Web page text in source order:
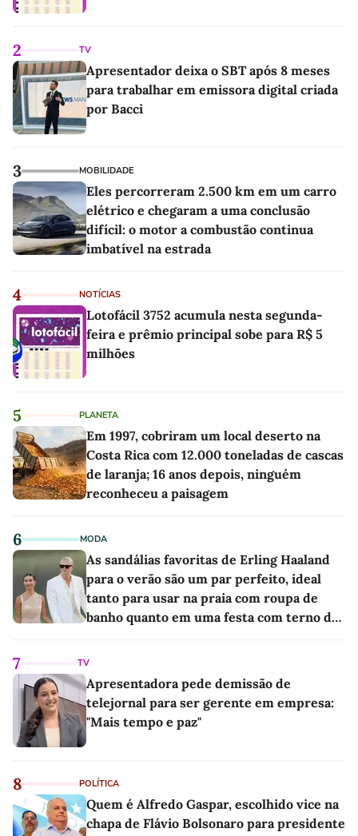
2 TV
Apresentador deixa o SBT após 8 meses
para trabalhar em emissora digital criada
por Bacci
3 MOBILIDADE
Eles percorreram 2.500 km em um carro
elétrico e chegaram a uma conclusão
difícil: o motor a combustão continua
imbatível na estrada
4 NOTÍCIAS
Lotofácil 3752 acumula nesta segunda-
feira e prêmio principal sobe para R$ 5
milhões
5 PLANETA
Em 1997, cobriram um local deserto na
Costa Rica com 12.000 toneladas de cascas
de laranja; 16 anos depois, ninguém
reconheceu a paisagem
6 MODA
As sandálias favoritas de Erling Haaland
para o verão são um par perfeito, ideal
tanto para usar na praia com roupa de
banho quanto em uma festa com terno de
7 TV
Apresentadora pede demissão de
telejornal para ser gerente em empresa:
"Mais tempo e paz"
8 POLÍTICA
Quem é Alfredo Gaspar, escolhido vice na
chapa de Flávio Bolsonaro para presidente